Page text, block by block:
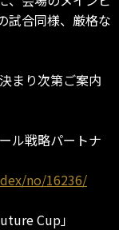
試合同様、厳格な
まり次第ご案内
ル戦略パートナ
no/16236/
Cup」